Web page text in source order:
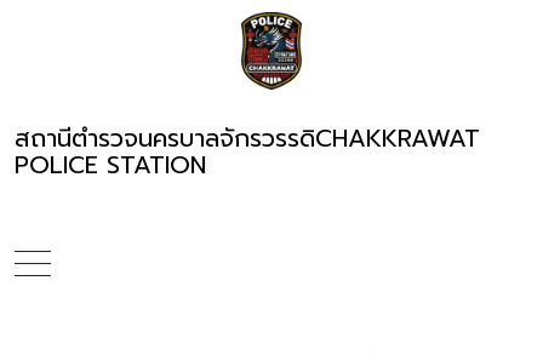
สถานีตำรวจนครบาลจักรวรรดิCHAKKRAWAT
POLICE STATION